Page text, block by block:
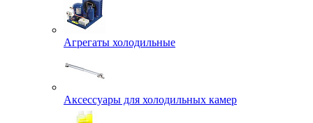
Агрегаты холодильные
Аксессуары для холодильных камер